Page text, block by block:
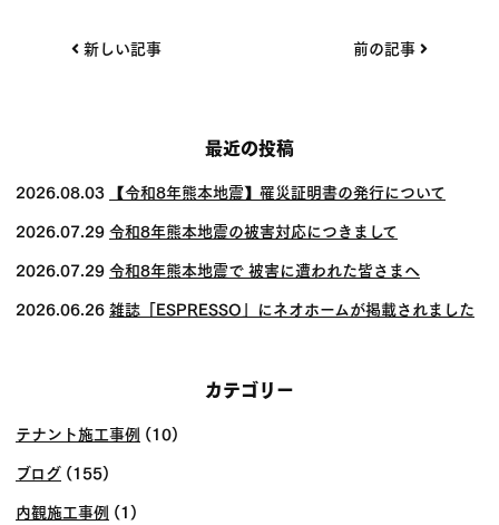
投
ゲー
ショ
ン
前の記事
新しい記事
最近の投稿
2026.08.03 【令和8年熊本地震】罹災証明書の発行について
2026.07.29令和8年熊本地震の被害対応につきまして
2026.07.29令和8年熊本地震で 被害に遭われた皆さまへ
2026.06.26雑誌「ESPRESSO」にネオホームが掲載されました
カテゴリー
テナント施工事例 (10)
ブログ (155)
内観施工事例 (1)